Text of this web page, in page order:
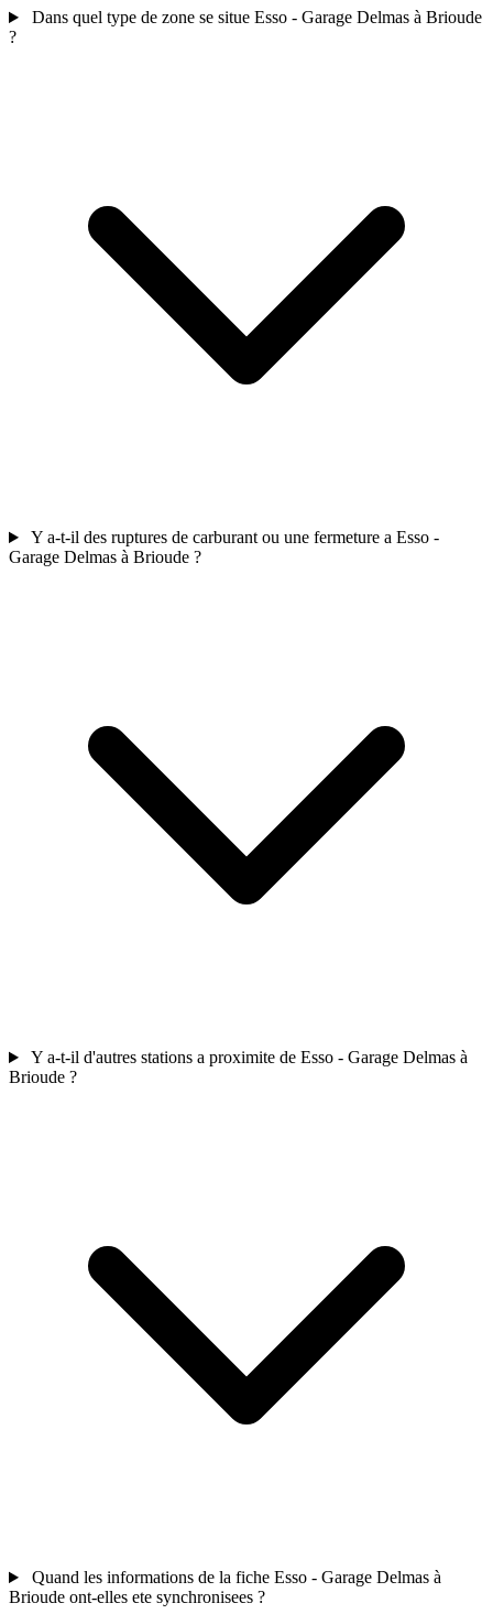
Dans quel type de zone se situe Esso - Garage Delmas à Brioude
?
Y a-t-il des ruptures de carburant ou une fermeture a Esso -
Garage Delmas à Brioude ?
Y a-t-il d'autres stations a proximite de Esso - Garage Delmas à
Brioude ?
Quand les informations de la fiche Esso - Garage Delmas à
Brioude ont-elles ete synchronisees ?